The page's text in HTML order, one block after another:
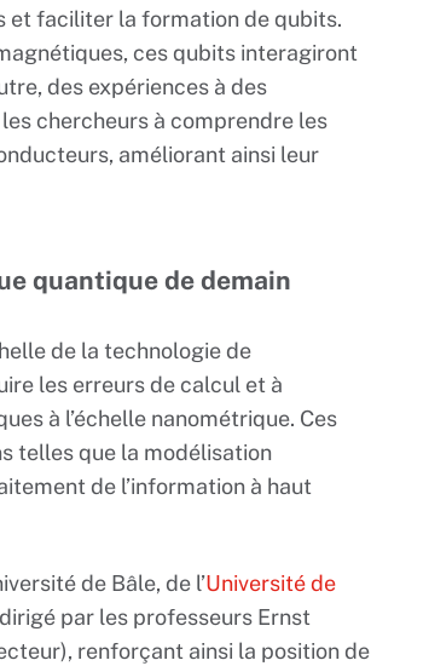
et faciliter la formation de qubits.
ces qubits interagiront
des expériences à des
chercheurs à comprendre les
améliorant ainsi leur
quantique de demain
de la technologie de
les erreurs de calcul et à
à l’échelle nanométrique. Ces
telles que la modélisation
de l’information à haut
de Bâle, de l’Université de
par les professeurs Ernst
renforçant ainsi la position de